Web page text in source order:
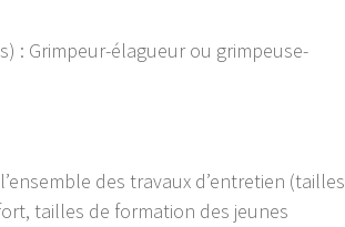
: Grimpeur-élagueur ou grimpeuse-
des travaux d’entretien (tailles
tailles de formation des jeunes